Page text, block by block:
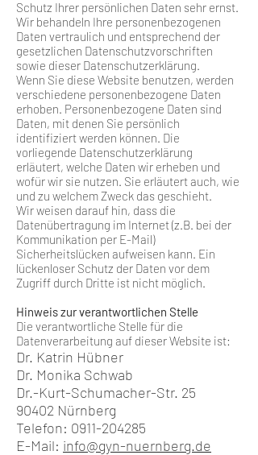
Schutz Ihrer persönlichen Daten sehr ernst.
Wir behandeln Ihre personenbezogenen
Daten vertraulich und entsprechend der
gesetzlichen Datenschutzvorschriften
sowie dieser Datenschutzerklärung.
Wenn Sie diese Website benutzen, werden
verschiedene personenbezogene Daten
erhoben. Personenbezogene Daten sind
Daten, mit denen Sie persönlich
identifiziert werden können. Die
vorliegende Datenschutzerklärung
erläutert, welche Daten wir erheben und
wofür wir sie nutzen. Sie erläutert auch, wie
und zu welchem Zweck das geschieht.
Wir weisen darauf hin, dass die
Datenübertragung im Internet (z.B. bei der
Kommunikation per E-Mail)
Sicherheitslücken aufweisen kann. Ein
lückenloser Schutz der Daten vor dem
Zugriff durch Dritte ist nicht möglich.
Hinweis zur verantwortlichen Stelle
Die verantwortliche Stelle für die
Datenverarbeitung auf dieser Website ist:
Dr. Katrin Hübner
Dr. Monika Schwab
Dr.-Kurt-Schumacher-Str. 25
90402 Nürnberg
Telefon: 0911-204285
E-Mail: info@gyn-nuernberg.de